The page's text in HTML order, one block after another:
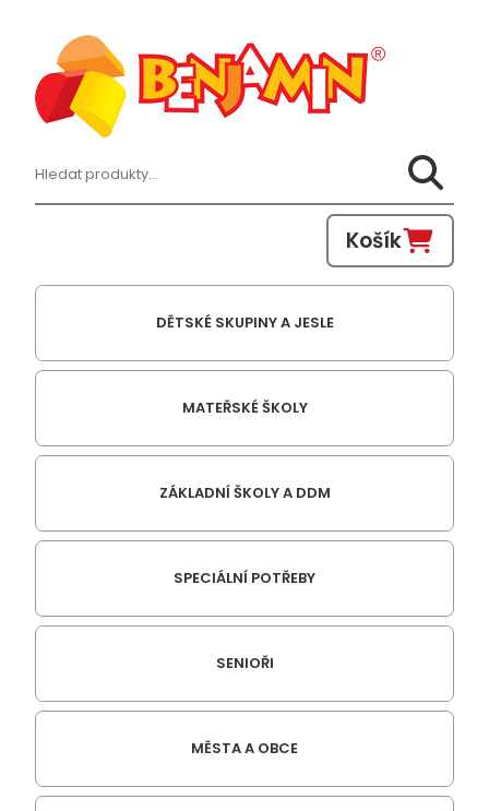
Hledat:
Košík
DĚTSKÉ SKUPINY A JESLE
MATEŘSKÉ ŠKOLY
ZÁKLADNÍ ŠKOLY A DDM
SPECIÁLNÍ POTŘEBY
SENIOŘI
MĚSTA A OBCE